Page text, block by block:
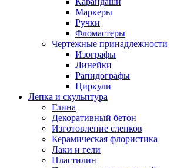
Маркеры
Ручки
Фломастеры
Чертежные принадлежности
Изографы
Линейки
Рапидографы
Циркули
Лепка и скульптура
Глина
Декоративный бетон
Изготовление слепков
Керамическая флористика
Лаки и гели
Пластилин